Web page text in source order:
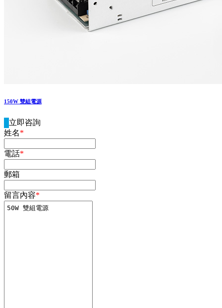
150W 雙組電源
立即咨詢
姓名*
電話*
郵箱
留言內容*